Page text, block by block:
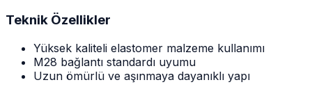
Teknik Özellikler
Yüksek kaliteli elastomer malzeme kullanımı
M28 bağlantı standardı uyumu
Uzun ömürlü ve aşınmaya dayanıklı yapı